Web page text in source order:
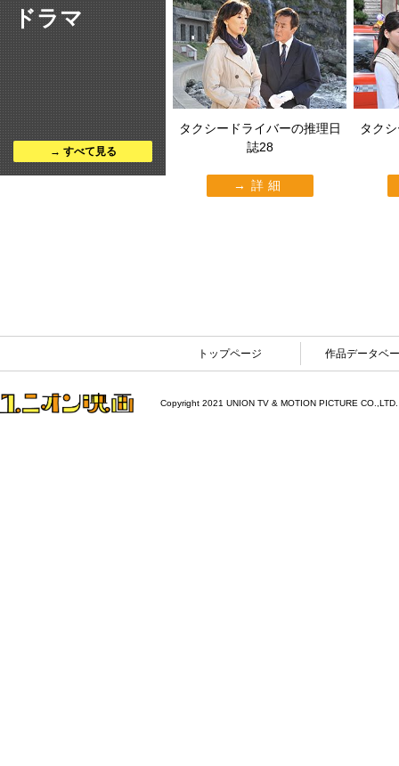
ドラマ
すべて見る
タクシードライバーの推理日
誌28
詳細
タク
トップページ 作品データベ
Copyright 2021 UNION TV & MOTION PICTURE CO.,LTD.